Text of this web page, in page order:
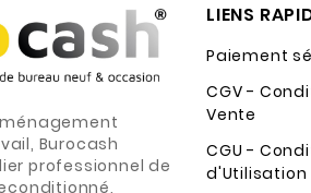
Burocash
professionnel de
LIENS
Paiement
CGV -
Vente
CGU -
d'Utilisation